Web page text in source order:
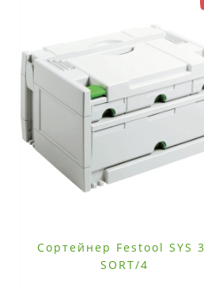
Сортейнер Festool SYS
SORT/4